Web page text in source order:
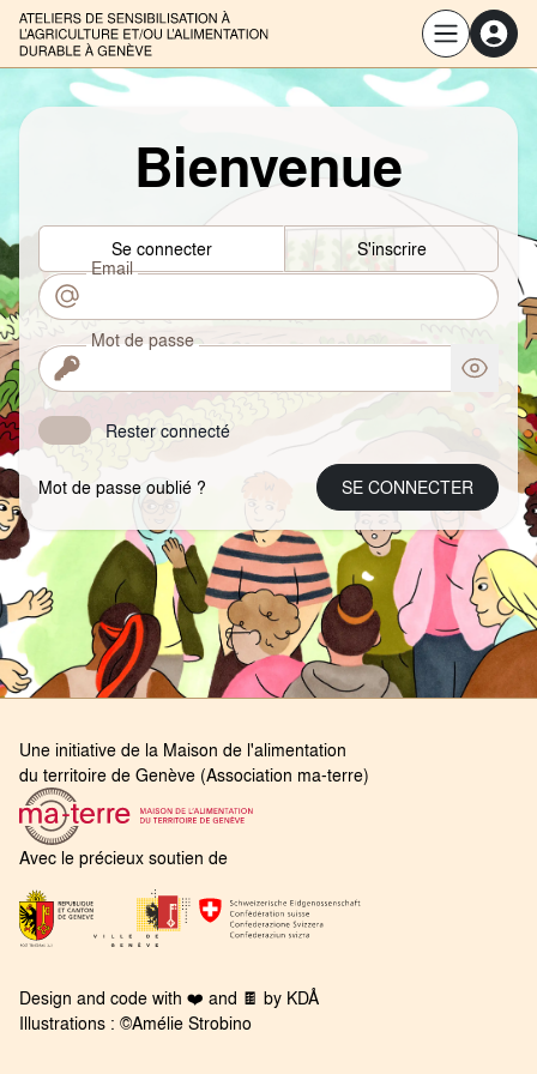
Bienvenue
Se connecter
S'inscrire
Email
Mot de passe
Rester connecté
Mot de passe oublié ? SE CONNECTER
Une initiative de la Maison de l'alimentation
du territoire de Genève (Association ma-terre)
Avec le précieux soutien de
Design and code with ❤️ and 🍫 by KDÅ
Illustrations : ©Amélie Strobino